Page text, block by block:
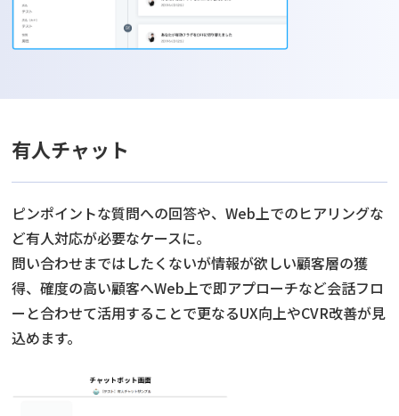
有人チャット
ピンポイントな質問への回答や、Web上でのヒアリングな
ど有人対応が必要なケースに。
問い合わせまではしたくないが情報が欲しい顧客層の獲
得、確度の高い顧客へWeb上で即アプローチなど会話フロ
ーと合わせて活用することで更なるUX向上やCVR改善が見
込めます。